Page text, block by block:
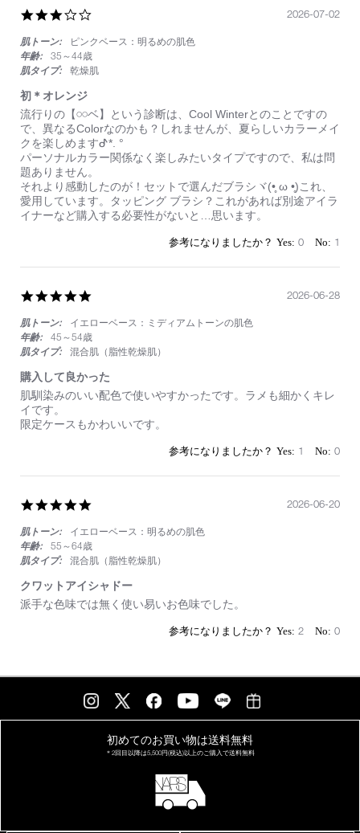
ア
シ
ャ
ド
rating
肌トーン:
ピンクベース：明るめの肌色
年齢:
35～44歳
肌タイプ:
乾燥肌
初＊オレンジ
Review
by
on
2
Jul
2026
review
stating
初
＊
オ
レ
ン
ジ
流行りの【𓏸𓏸ベ】という診断は、Cool Winterとのことですの
で、異なるColorなのかも？しれませんが、夏らしいカラーメイ
クを楽しめますᕷ*. °
パーソナルカラー関係なく楽しみたいタイプですので、私は問
題ありません。
それより感動したのが！セットで選んだブラシヾ(•̥ ω •̥)これ、
愛用しています。タッピング ブラシ？これがあれば別途アイラ
イナーなど購入する必要性がないと…思います。
2026-07-02
0 1
rating
肌トーン:
イエローベース：ミディアムトーンの肌色
年齢:
45～54歳
肌タイプ:
混合肌（脂性乾燥肌）
購入して良かった
Review
by
on
review
stating
購
良
っ
肌馴染みのいい配色で使いやすかったです。ラメも細かくキレ
イです。
限定ケースもかわいいです。
2026-06-28
1 0
rating
肌トーン:
イエローベース：明るめの肌色
年齢:
55～64歳
肌タイプ:
混合肌（脂性乾燥肌）
クワットアイシャドー
Review
review
派手な色味では無く使い易いお色味でした。
2026-06-20
2 0
初めてのお買い物は送料無料
＊2回目以降は5,500円(税込)以上のご購入で送料無料